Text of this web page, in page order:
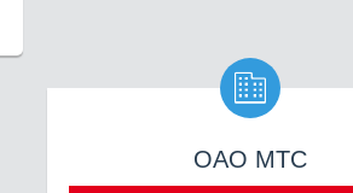

ОАО МТС